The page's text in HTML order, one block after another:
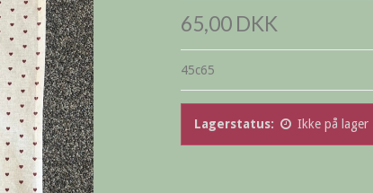
65,00 DKK
45c65
Lagerstatus: Ikke på lager